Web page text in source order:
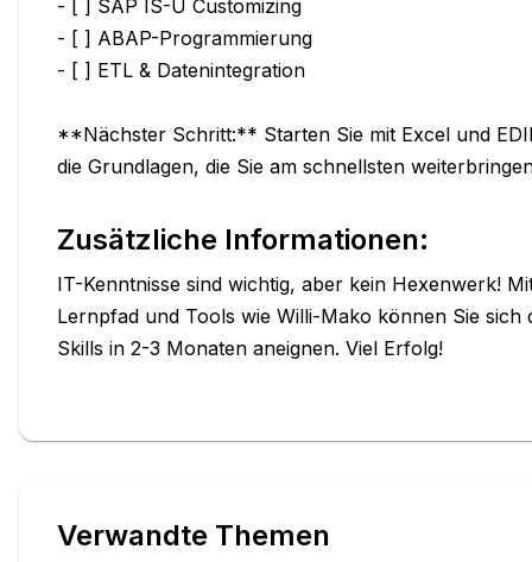
Zusätzliche Informationen:
IT-Kenntnisse sind wichtig, aber kein Hexenwerk!
Lernpfad und Tools wie Willi-Mako können Sie sich
Skills in 2-3 Monaten aneignen. Viel Erfolg!
Verwandte Themen